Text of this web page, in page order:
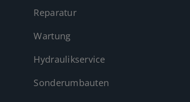
Reparatur
Wartung
Hydraulikservice
Sonderumbauten